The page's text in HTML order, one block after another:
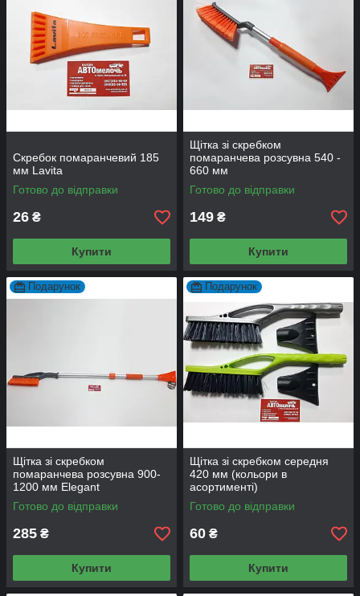
Скребок помаранчевий 185
мм Lavita
Готово до відправки
26 ₴
Купити
Щітка зі скребком
помаранчева розсувна 540 -
660 мм
Готово до відправки
149 ₴
Купити
Подарунок
Щітка зі скребком
помаранчева розсувна 900-
1200 мм Elegant
Готово до відправки
285 ₴
Купити
Подарунок
Щітка зі скребком середня
420 мм (кольори в
асортименті)
Готово до відправки
60 ₴
Купити